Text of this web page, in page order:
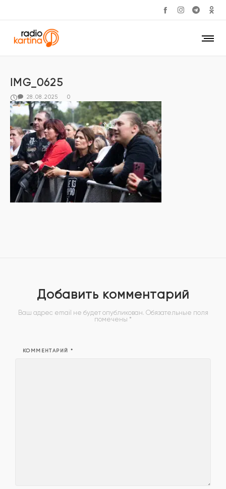
IMG_0625
28.08.2025 0
Добавить комментарий
Ваш адрес email не будет опубликован. Обязательные поля
помечены *
КОММЕНТАРИЙ *